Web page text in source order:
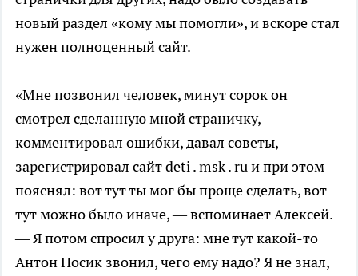
новый раздел «кому мы помогли», и вскоре стал
нужен полноценный сайт.
«Мне позвонил человек, минут сорок он
смотрел сделанную мной страничку,
комментировал ошибки, давал советы,
зарегистрировал сайт deti . msk . ru и при этом
пояснял: вот тут ты мог бы проще сделать, вот
тут можно было иначе, — вспоминает Алексей.
— Я потом спросил у друга: мне тут какой-то
Антон Носик звонил, чего ему надо? Я не знал,